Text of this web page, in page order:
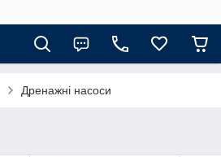
Дренажні насоси